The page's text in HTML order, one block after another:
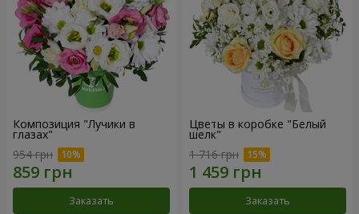
Композиция "Лучики в
глазах"
954 грн
Заказать
Цветы в коробке "Белый
шелк"
1 716 грн
Заказать